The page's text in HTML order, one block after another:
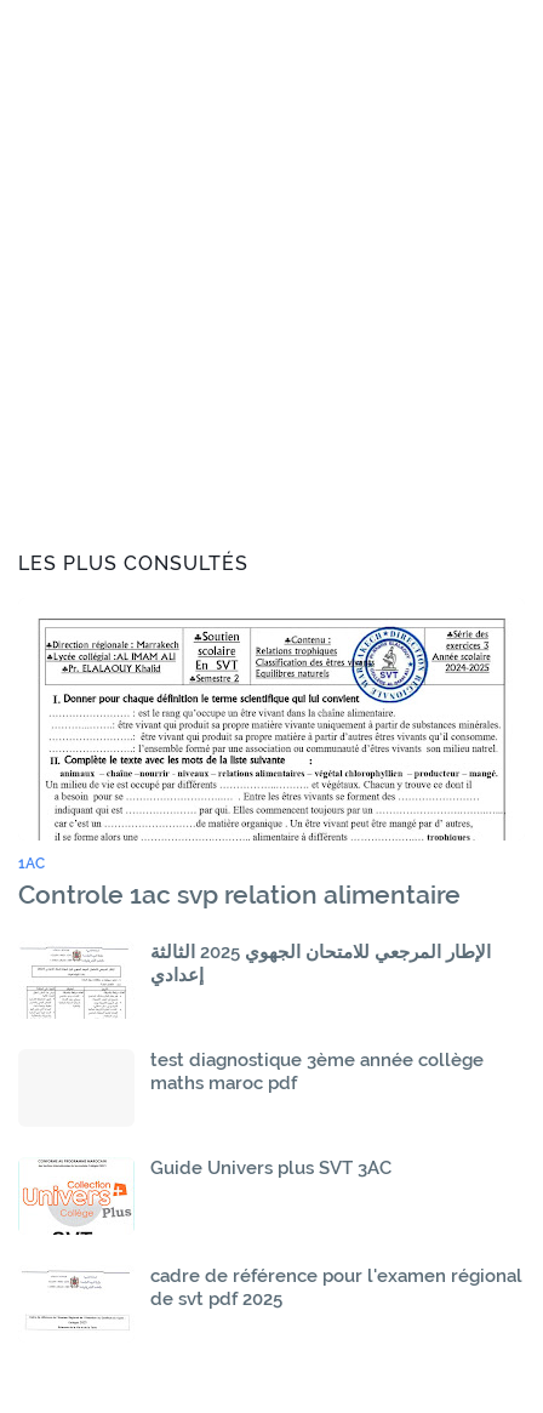
LES PLUS CONSULTÉS
1AC
Controle 1ac svp relation alimentaire
الإطار المرجعي للامتحان الجهوي 2025 الثالثة
إعدادي
test diagnostique 3ème année collège
maths maroc pdf
Guide Univers plus SVT 3AC
cadre de référence pour l'examen régional
de svt pdf 2025